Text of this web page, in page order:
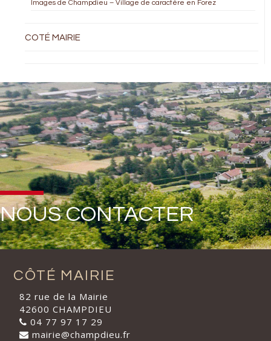
Images de Champdieu – Village de caractère en Forez
COTÉ MAIRIE
NOUS CONTACTER
CÔTÉ MAIRIE
82 rue de la Mairie
42600 CHAMPDIEU
04 77 97 17 29
mairie@champdieu.fr